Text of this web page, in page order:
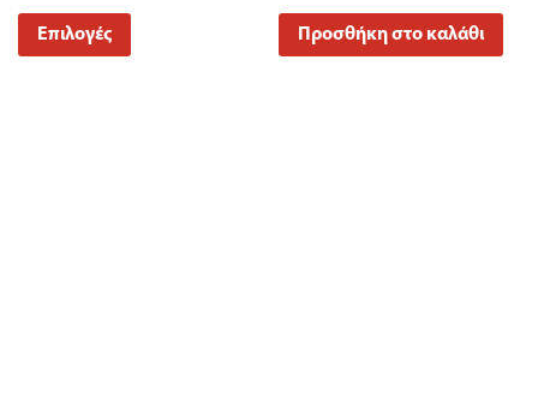
Επιλογές Προσθήκη στο καλάθι